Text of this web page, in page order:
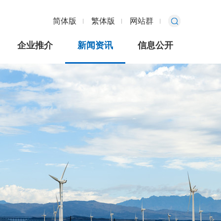
简体版 繁体版 网站群
企业推介 新闻资讯 信息公开